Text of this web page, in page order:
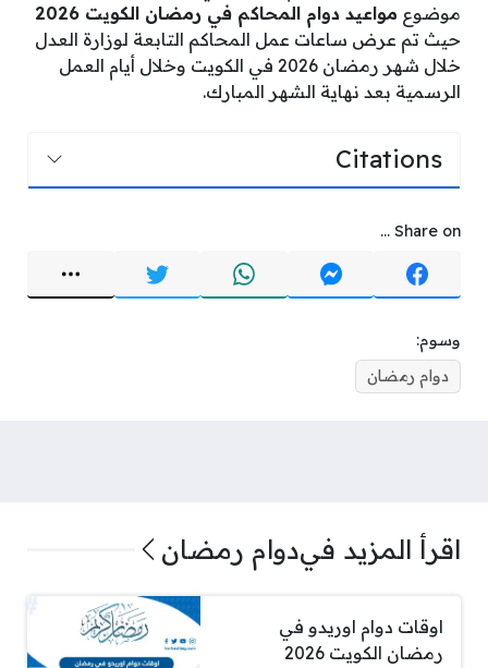
موضوع مواعيد دوام المحاكم في رمضان الكويت 2026
حيث تم عرض ساعات عمل المحاكم التابعة لوزارة العدل
خلال شهر رمضان 2026 في الكويت وخلال أيام العمل
الرسمية بعد نهاية الشهر المبارك.
Citations
Share on ...
وسوم:
دوام رمضان
اقرأ المزيد فيدوام رمضان
اوقات دوام اوريدو في
رمضان الكويت 2026